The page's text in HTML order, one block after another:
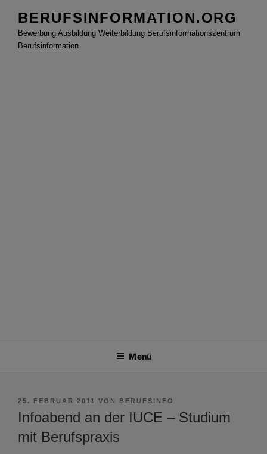
Inhalt
springen
BERUFSINFORMATION.ORG
Bewerbung Ausbildung Weiterbildung Berufsinformationszentrum
Berufsinformation
Menü
VERÖFFENTLICHT
AM
25. FEBRUAR 2011 VON BERUFSINFO
Infoabend an der IUCE – Studium
mit Berufspraxis